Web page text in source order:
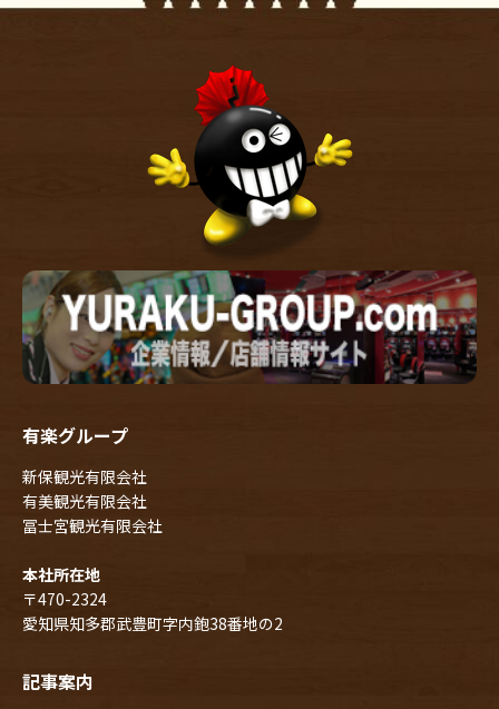
有楽グループ
新保観光有限会社
有美観光有限会社
冨士宮観光有限会社
本社所在地
〒470-2324
愛知県知多郡武豊町字内鉋38番地の2
記事案内